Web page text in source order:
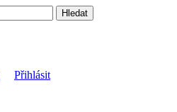
Přihlásit